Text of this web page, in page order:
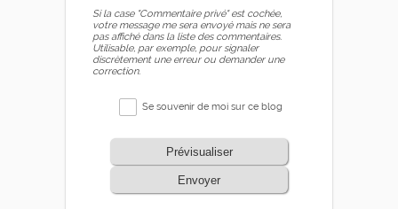
Si la case "Commentaire privé" est cochée,
votre message me sera envoyé mais ne sera
pas affiché dans la liste des commentaires.
Utilisable, par exemple, pour signaler
discrètement une erreur ou demander une
correction.
Se souvenir de moi sur ce blog
Prévisualiser
Envoyer